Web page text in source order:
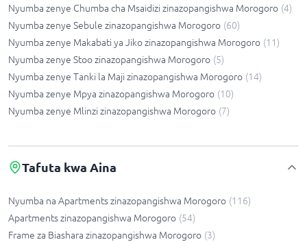
Nyumba zenye Chumba cha Msaidizi zinazopangishwa Morogoro (4)
Nyumba zenye Sebule zinazopangishwa Morogoro (60)
Nyumba zenye Makabati ya Jiko zinazopangishwa Morogoro (11)
Nyumba zenye Stoo zinazopangishwa Morogoro (5)
Nyumba zenye Tanki la Maji zinazopangishwa Morogoro (14)
Nyumba zenye Mpya zinazopangishwa Morogoro (10)
Nyumba zenye Mlinzi zinazopangishwa Morogoro (7)
Tafuta kwa Aina
Nyumba na Apartments zinazopangishwa Morogoro (116)
Apartments zinazopangishwa Morogoro (54)
Frame za Biashara zinazopangishwa Morogoro (3)